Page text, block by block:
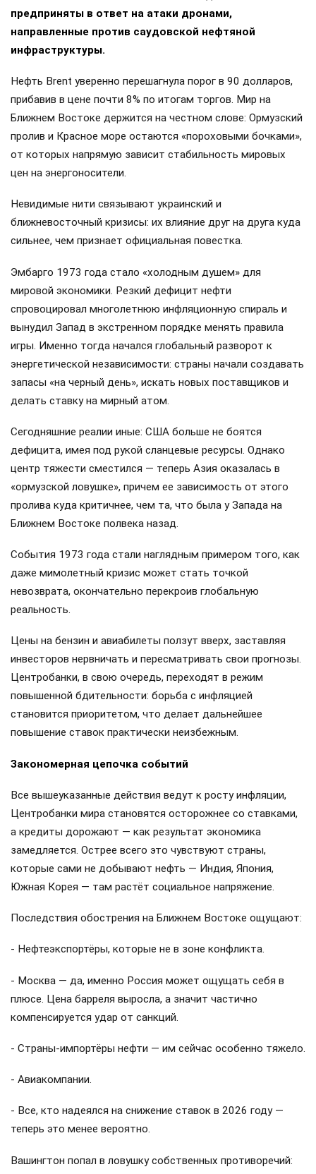
предприняты в ответ на атаки дронами,
направленные против саудовской нефтяной
инфраструктуры.
Нефть Brent уверенно перешагнула порог в 90 долларов,
прибавив в цене почти 8% по итогам торгов. Мир на
Ближнем Востоке держится на честном слове: Ормузский
пролив и Красное море остаются «пороховыми бочками»,
от которых напрямую зависит стабильность мировых
цен на энергоносители.
Невидимые нити связывают украинский и
ближневосточный кризисы: их влияние друг на друга куда
сильнее, чем признает официальная повестка.
Эмбарго 1973 года стало «холодным душем» для
мировой экономики. Резкий дефицит нефти
спровоцировал многолетнюю инфляционную спираль и
вынудил Запад в экстренном порядке менять правила
игры. Именно тогда начался глобальный разворот к
энергетической независимости: страны начали создавать
запасы «на черный день», искать новых поставщиков и
делать ставку на мирный атом.
Сегодняшние реалии иные: США больше не боятся
дефицита, имея под рукой сланцевые ресурсы. Однако
центр тяжести сместился — теперь Азия оказалась в
«ормузской ловушке», причем ее зависимость от этого
пролива куда критичнее, чем та, что была у Запада на
Ближнем Востоке полвека назад.
События 1973 года стали наглядным примером того, как
даже мимолетный кризис может стать точкой
невозврата, окончательно перекроив глобальную
реальность.
Цены на бензин и авиабилеты ползут вверх, заставляя
инвесторов нервничать и пересматривать свои прогнозы.
Центробанки, в свою очередь, переходят в режим
повышенной бдительности: борьба с инфляцией
становится приоритетом, что делает дальнейшее
повышение ставок практически неизбежным.
Закономерная цепочка событий
Все вышеуказанные действия ведут к росту инфляции,
Центробанки мира становятся осторожнее со ставками,
а кредиты дорожают — как результат экономика
замедляется. Острее всего это чувствуют страны,
которые сами не добывают нефть — Индия, Япония,
Южная Корея — там растёт социальное напряжение.
Последствия обострения на Ближнем Востоке ощущают:
- Нефтеэкспортёры, которые не в зоне конфликта.
- Москва — да, именно Россия может ощущать себя в
плюсе. Цена барреля выросла, а значит частично
компенсируется удар от санкций.
- Страны-импортёры нефти — им сейчас особенно тяжело.
- Авиакомпании.
- Все, кто надеялся на снижение ставок в 2026 году —
теперь это менее вероятно.
Вашингтон попал в ловушку собственных противоречий: